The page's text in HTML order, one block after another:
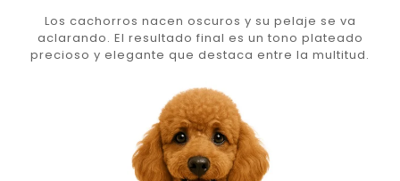
Los cachorros nacen oscuros y su pelaje se va
aclarando. El resultado final es un tono plateado
precioso y elegante que destaca entre la multitud.